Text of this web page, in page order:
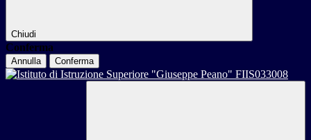
Chiudi
Conferma
Annulla Conferma